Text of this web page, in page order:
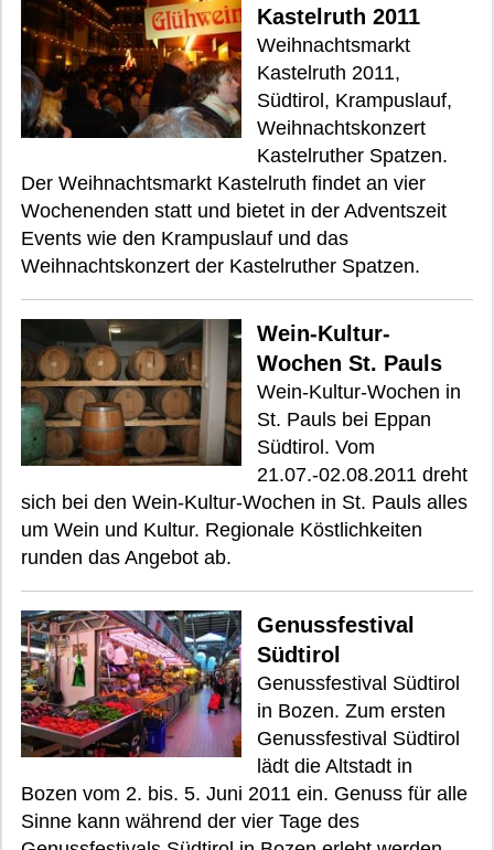
Kastelruth 2011
Weihnachtsmarkt
Kastelruth 2011,
Südtirol, Krampuslauf,
Weihnachtskonzert
Kastelruther Spatzen.
Der Weihnachtsmarkt Kastelruth findet an vier
Wochenenden statt und bietet in der Adventszeit
Events wie den Krampuslauf und das
Weihnachtskonzert der Kastelruther Spatzen.
Wein-Kultur-
Wochen St. Pauls
Wein-Kultur-Wochen in
St. Pauls bei Eppan
Südtirol. Vom
21.07.-02.08.2011 dreht
sich bei den Wein-Kultur-Wochen in St. Pauls alles
um Wein und Kultur. Regionale Köstlichkeiten
runden das Angebot ab.
Genussfestival
Südtirol
Genussfestival Südtirol
in Bozen. Zum ersten
Genussfestival Südtirol
lädt die Altstadt in
Bozen vom 2. bis. 5. Juni 2011 ein. Genuss für alle
Sinne kann während der vier Tage des